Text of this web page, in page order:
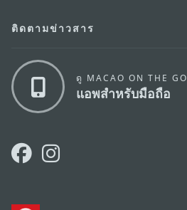
ติดตามข่าวสาร
ดู MACAO ON THE GO
แอพสำหรับมือถือ